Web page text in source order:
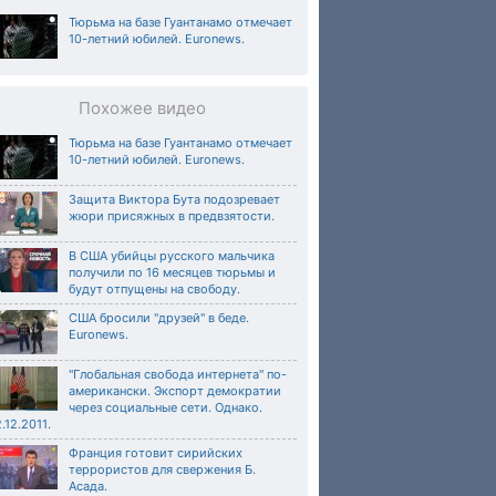
Тюрьма на базе Гуантанамо отмечает
10-летний юбилей. Euronews.
Похожее видео
Тюрьма на базе Гуантанамо отмечает
10-летний юбилей. Euronews.
Защита Виктора Бута подозревает
жюри присяжных в предвзятости.
В США убийцы русского мальчика
получили по 16 месяцев тюрьмы и
будут отпущены на свободу.
США бросили "друзей" в беде.
Euronews.
"Глобальная свобода интернета" по-
американски. Экспорт демократии
через социальные сети. Однако.
Франция готовит сирийских
террористов для свержения Б.
Асада.